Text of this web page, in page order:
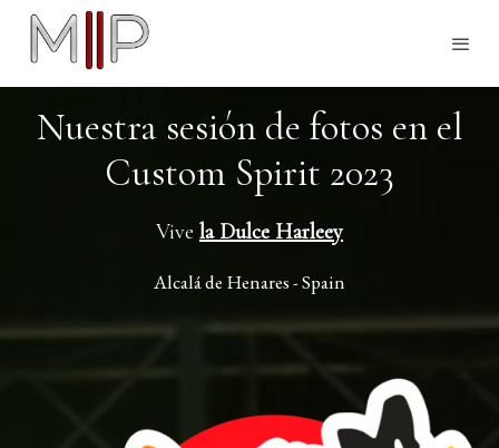
Nuestra sesión de fotos en el
Custom Spirit 2023
Vive la Dulce Harleey
Alcalá de Henares - Spain